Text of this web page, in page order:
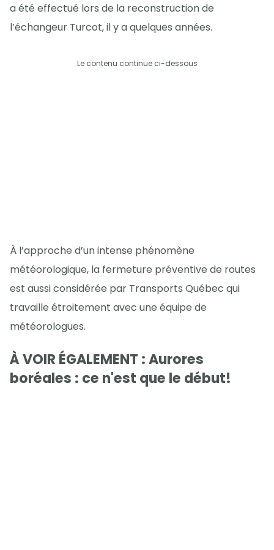
a été effectué lors de la reconstruction de
l’échangeur Turcot, il y a quelques années.
Le contenu continue ci-dessous
À l’approche d’un intense phénomène
météorologique, la fermeture préventive de routes
est aussi considérée par Transports Québec qui
travaille étroitement avec une équipe de
météorologues.
À VOIR ÉGALEMENT : Aurores
boréales : ce n'est que le début!